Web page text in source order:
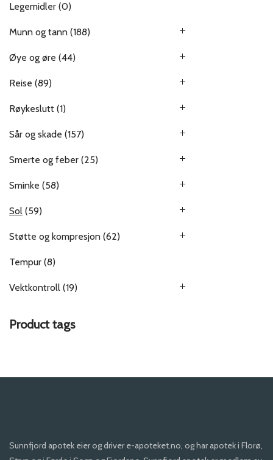
Legemidler (0)
Munn og tann (188)
Øye og øre (44)
Reise (89)
Røykeslutt (1)
Sår og skade (157)
Smerte og feber (25)
Sminke (58)
Sol (59)
Støtte og kompresjon (62)
Tempur (8)
Vektkontroll (19)
Product tags
Sunnfjord apotek eier og driver e-apoteket.no, og har apotek i Florø,